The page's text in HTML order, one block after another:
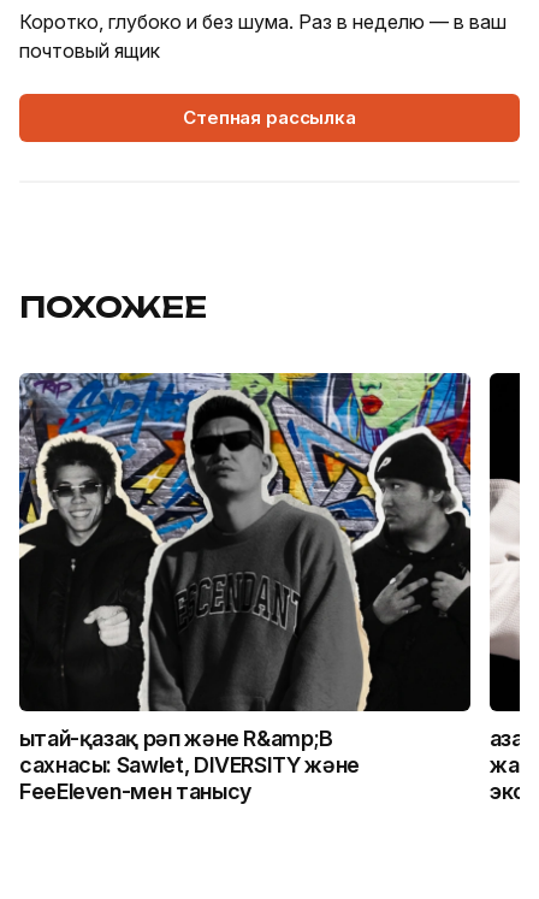
Коротко, глубоко и без шума. Раз в неделю — в ваш
почтовый ящик
Степная рассылка
ПОХОЖЕЕ
Қытай-қазақ рәп және R&amp;B
сахнасы: Sawlet, DIVERSITY және
FeeEleven-мен танысу